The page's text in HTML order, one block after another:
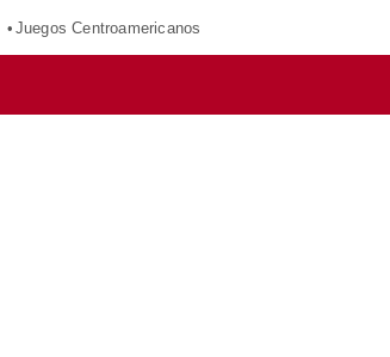
Juegos Centroamericanos